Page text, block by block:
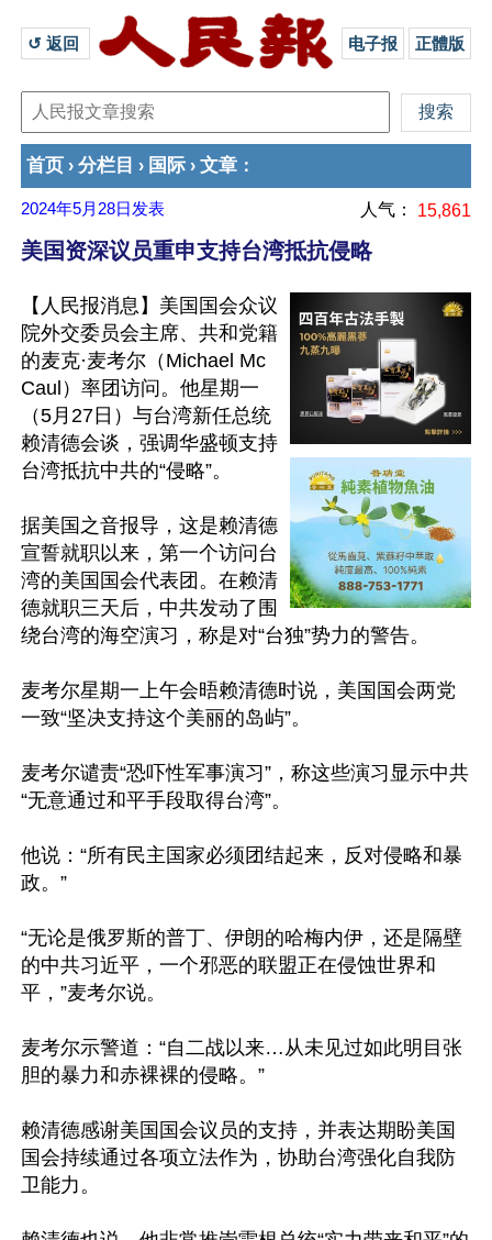
↺ 返回 电子报 正體版
首页 › 分栏目 › 国际 › 文章 ：
2024年5月28日 发表 人气： 15,861
美国资深议员重申支持台湾抵抗侵略
【人民报消息】美国国会众议
院外交委员会主席、共和党籍
的麦克·麦考尔（Michael Mc
Caul）率团访问。他星期一
（5月27日）与台湾新任总统
赖清德会谈，强调华盛顿支持
台湾抵抗中共的“侵略”。
据美国之音报导，这是赖清德
宣誓就职以来，第一个访问台
湾的美国国会代表团。在赖清
德就职三天后，中共发动了围
绕台湾的海空演习，称是对“台独”势力的警告。
麦考尔星期一上午会晤赖清德时说，美国国会两党
一致“坚决支持这个美丽的岛屿”。
麦考尔谴责“恐吓性军事演习”，称这些演习显示中共
“无意通过和平手段取得台湾”。
他说：“所有民主国家必须团结起来，反对侵略和暴
政。”
“无论是俄罗斯的普丁、伊朗的哈梅内伊，还是隔壁
的中共习近平，一个邪恶的联盟正在侵蚀世界和
平，”麦考尔说。
麦考尔示警道：“自二战以来…从未见过如此明目张
胆的暴力和赤裸裸的侵略。”
赖清德感谢美国国会议员的支持，并表达期盼美国
国会持续通过各项立法作为，协助台湾强化自我防
卫能力。